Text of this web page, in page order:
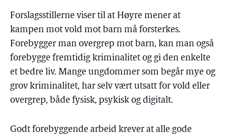
Forslagsstillerne viser til at Høyre mener at
kampen mot vold mot barn må forsterkes.
Forebygger man overgrep mot barn, kan man også
forebygge fremtidig kriminalitet og gi den enkelte
et bedre liv. Mange ungdommer som begår mye og
grov kriminalitet, har selv vært utsatt for vold eller
overgrep, både fysisk, psykisk og digitalt.
Godt forebyggende arbeid krever at alle gode